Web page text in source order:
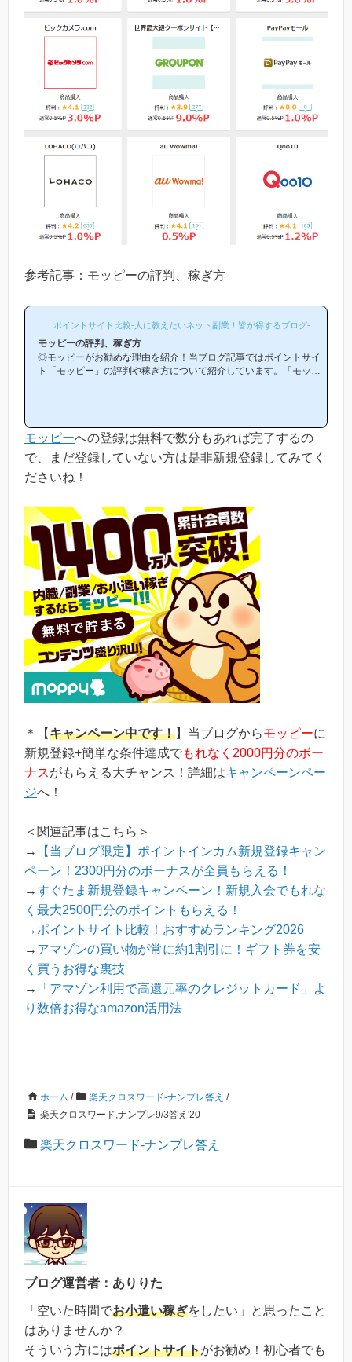
参考記事：モッピーの評判、稼ぎ方
ポイントサイト比較-人に教えたいネット副業！皆が得するブログ-
モッピーの評判、稼ぎ方
◎モッピーがお勧めな理由を紹介！当ブログ記事ではポイントサイ
ト「モッピー」の評判や稼ぎ方について紹介しています。「モッピ
サイトに新規登録された方は1万人以上もおられます！)モッピーは
初心者の方でも稼ぎやすく、当ブログでもおすすめ第1位のポイン
トサイトです！当ペ...
モッピーへの登録は無料で数分もあれば完了するの
で、まだ登録していない方は是非新規登録してみてく
ださいね！
＊【キャンペーン中です！】当ブログからモッピーに
新規登録+簡単な条件達成でもれなく2000円分のボー
ナスがもらえる大チャンス！詳細はキャンペーンペー
ジへ！
＜関連記事はこちら＞
→
【当ブログ限定】ポイントインカム新規登録キャン
ペーン！2300円分のボーナスが全員もらえる！
→すぐたま新規登録キャンペーン！新規入会でもれな
く最大2500円分のポイントもらえる！
→ポイントサイト比較！おすすめランキング2026
→ アマゾンの買い物が常に約1割引に！ギフト券を安
く買うお得な裏技
→
「アマゾン利用で高還元率のクレジットカード」よ
り数倍お得なamazon活用法
ホーム / 楽天クロスワード-ナンプレ答え /
楽天クロスワード,ナンプレ9/3答え'20
楽天クロスワード-ナンプレ答え
ブログ運営者：ありりた
「空いた時間でお小遣い稼ぎをしたい」と思ったこと
はありませんか？
そういう方にはポイントサイトがお勧め！初心者でも